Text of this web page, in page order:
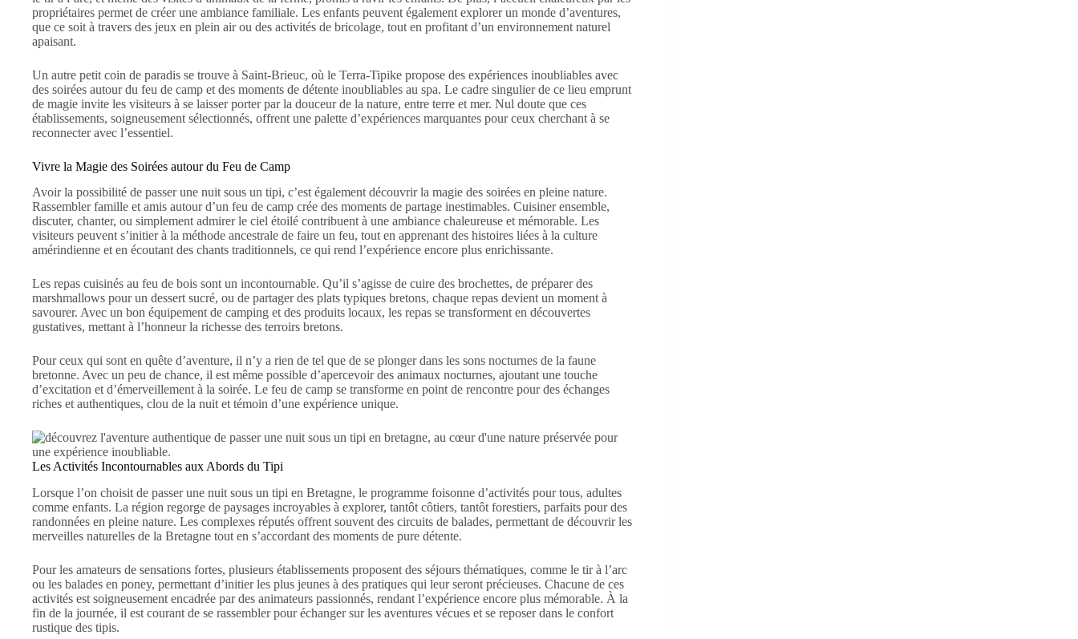
propriétaires permet de créer une ambiance familiale. Les enfants peuvent également explorer un monde d’aventures,
que ce soit à travers des jeux en plein air ou des activités de bricolage, tout en profitant d’un environnement naturel
apaisant.
Un autre petit coin de paradis se trouve à Saint-Brieuc, où le Terra-Tipike propose des expériences inoubliables avec
des soirées autour du feu de camp et des moments de détente inoubliables au spa. Le cadre singulier de ce lieu emprunt
de magie invite les visiteurs à se laisser porter par la douceur de la nature, entre terre et mer. Nul doute que ces
établissements, soigneusement sélectionnés, offrent une palette d’expériences marquantes pour ceux cherchant à se
reconnecter avec l’essentiel.
Vivre la Magie des Soirées autour du Feu de Camp
Avoir la possibilité de passer une nuit sous un tipi, c’est également découvrir la magie des soirées en pleine nature.
Rassembler famille et amis autour d’un feu de camp crée des moments de partage inestimables. Cuisiner ensemble,
discuter, chanter, ou simplement admirer le ciel étoilé contribuent à une ambiance chaleureuse et mémorable. Les
visiteurs peuvent s’initier à la méthode ancestrale de faire un feu, tout en apprenant des histoires liées à la culture
amérindienne et en écoutant des chants traditionnels, ce qui rend l’expérience encore plus enrichissante.
Les repas cuisinés au feu de bois sont un incontournable. Qu’il s’agisse de cuire des brochettes, de préparer des
marshmallows pour un dessert sucré, ou de partager des plats typiques bretons, chaque repas devient un moment à
savourer. Avec un bon équipement de camping et des produits locaux, les repas se transforment en découvertes
gustatives, mettant à l’honneur la richesse des terroirs bretons.
Pour ceux qui sont en quête d’aventure, il n’y a rien de tel que de se plonger dans les sons nocturnes de la faune
bretonne. Avec un peu de chance, il est même possible d’apercevoir des animaux nocturnes, ajoutant une touche
d’excitation et d’émerveillement à la soirée. Le feu de camp se transforme en point de rencontre pour des échanges
riches et authentiques, clou de la nuit et témoin d’une expérience unique.
Les Activités Incontournables aux Abords du Tipi
Lorsque l’on choisit de passer une nuit sous un tipi en Bretagne, le programme foisonne d’activités pour tous, adultes
comme enfants. La région regorge de paysages incroyables à explorer, tantôt côtiers, tantôt forestiers, parfaits pour des
randonnées en pleine nature. Les complexes réputés offrent souvent des circuits de balades, permettant de découvrir les
merveilles naturelles de la Bretagne tout en s’accordant des moments de pure détente.
Pour les amateurs de sensations fortes, plusieurs établissements proposent des séjours thématiques, comme le tir à l’arc
ou les balades en poney, permettant d’initier les plus jeunes à des pratiques qui leur seront précieuses. Chacune de ces
activités est soigneusement encadrée par des animateurs passionnés, rendant l’expérience encore plus mémorable. À la
fin de la journée, il est courant de se rassembler pour échanger sur les aventures vécues et se reposer dans le confort
rustique des tipis.